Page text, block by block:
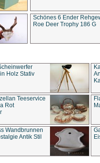
Schönes 6 Ender
Roe Deer Trophy 186 G
Holz Stativ
Teeservice
Rot
Wandbrunnen
Antik Stil